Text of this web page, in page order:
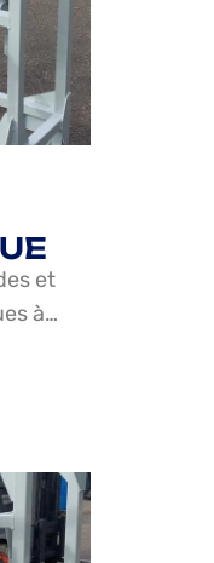
et
à…